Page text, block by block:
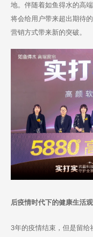
地。伴随着如鱼得水的高
将会给用户带来超出期待
营销方式带来新的突破。
后疫情时代下的健康生活观
3年的疫情结束，但是留